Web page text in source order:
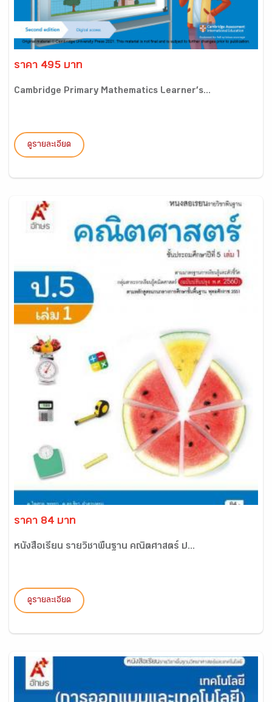
ราคา 495 บาท
Cambridge Primary Mathematics Learner’s...
ดูรายละเอียด
ราคา 84 บาท
หนังสือเรียน รายวิชาพื้นฐาน คณิตศาสตร์ ป...
ดูรายละเอียด